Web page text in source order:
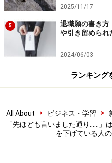
ション力について関連させ
うに、私の強みはコミュ
が、実は本来コミュニケ
し、営業部で顧客対応の仕
分の苦手分野を克服するこ
る場合である。この場合
の理解は深まるかもしれな
一方、「先ほども言いまし
人が言ったとき、「また同
2025/11/17
5
退職願の書き方
や引き留められ
2024/06/03
ランキング
All About > ビジネス・学習 >
「先ほども言いました通り……」
を下げている人